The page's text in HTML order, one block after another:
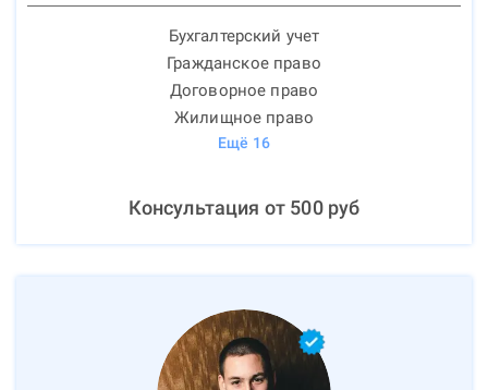
Бухгалтерский учет
Гражданское право
Договорное право
Жилищное право
Ещё 16
Консультация от 500руб